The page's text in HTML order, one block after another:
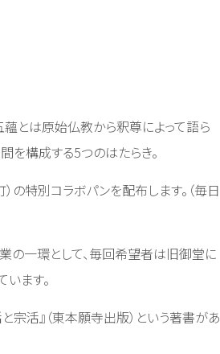
五蘊とは原始仏教から釈尊によって語ら
人間を構成する5つのはたらき。
特別コラボパンを配布します。（毎日
業の一環として、毎回希望者は旧御堂に
ます。
宗活』（東本願寺出版）という著書があ